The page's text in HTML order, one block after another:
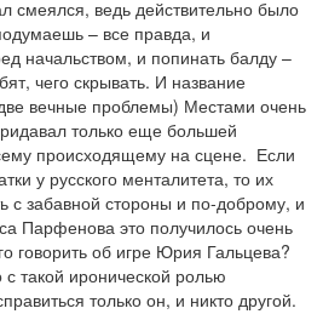
смеялся, ведь действительно было
– все правда, и
начальством, и попинать балду –
чего скрывать. И название
вечные проблемы) Местами очень
только еще большей
происходящему на сцене.  Если
у русского менталитета, то их
с забавной стороны и по-доброму, и
Парфенова это получилось очень
говорить об игре Юрия Гальцева?
такой иронической ролью
только он, и никто другой.